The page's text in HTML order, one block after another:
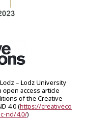
– Lodz University
open access article
of the Creative
4.0 (https://creativeco
nd/4.0/)